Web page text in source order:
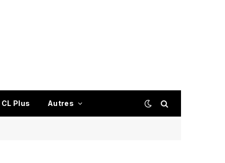
CL Plus Autres